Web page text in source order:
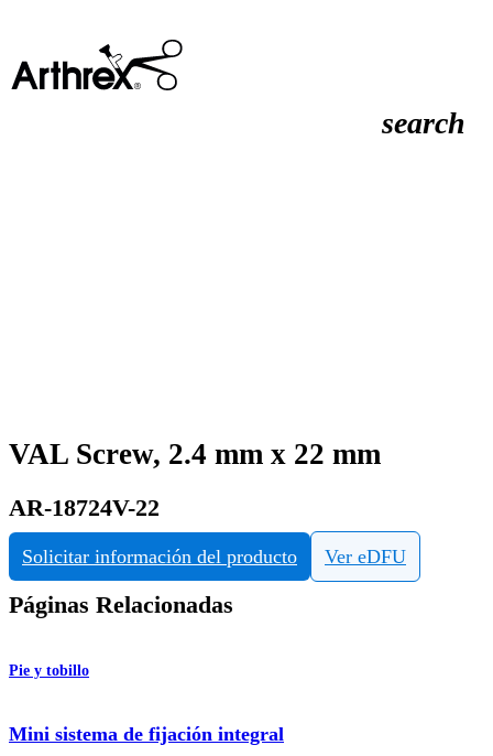
search
VAL Screw, 2.4 mm x 22 mm
AR-18724V-22
Solicitar información del producto Ver eDFU
Páginas Relacionadas
Pie y tobillo
Mini sistema de fijación integral